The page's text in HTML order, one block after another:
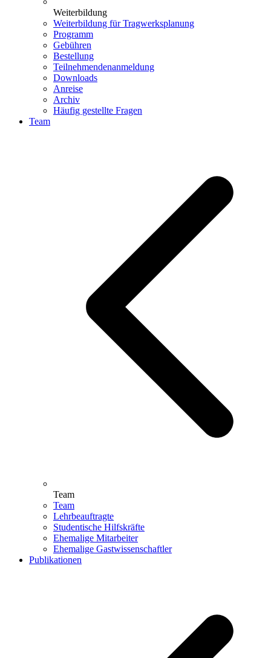
Weiterbildung
Weiterbildung für Tragwerksplanung
Programm
Gebühren
Bestellung
Teilnehmendenanmeldung
Downloads
Anreise
Archiv
Häufig gestellte Fragen
Team
Team
Team
Lehrbeauftragte
Studentische Hilfskräfte
Ehemalige Mitarbeiter
Ehemalige Gastwissenschaftler
Publikationen